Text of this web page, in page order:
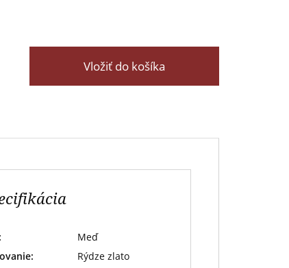
Vložiť do košíka
Meď
Rýdze zlato